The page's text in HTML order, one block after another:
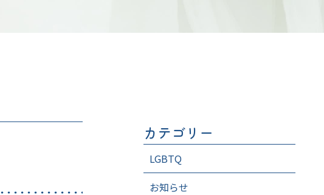
カテゴリー
LGBTQ
お知らせ